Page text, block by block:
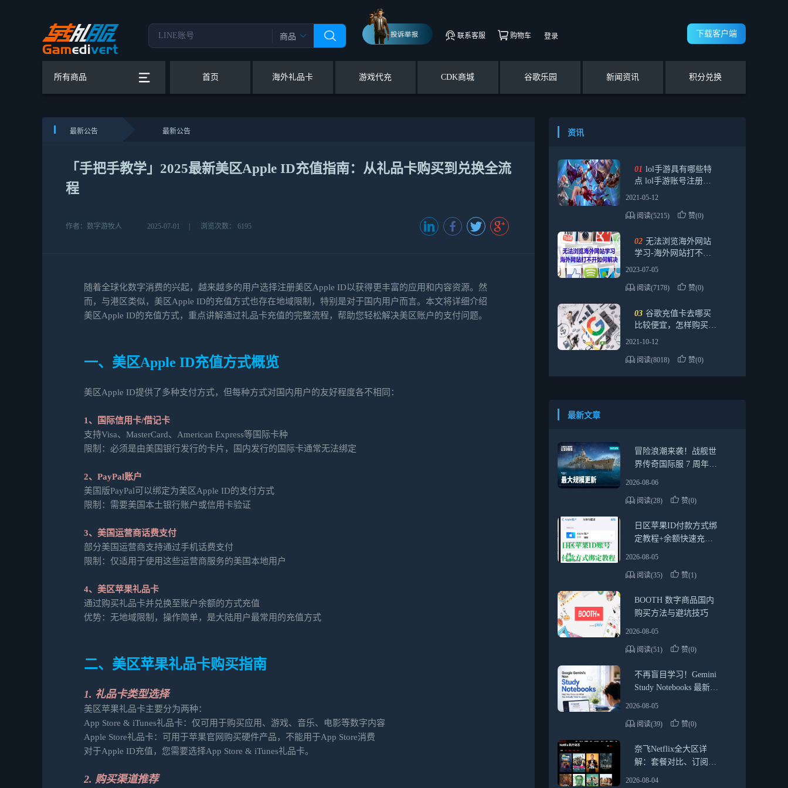
商品 联系客服 购物车 登录 下载客户端
所有商品 首页 海外礼品卡 游戏代充 CDK商城 谷歌乐园 新闻资讯 积分兑换
最新公告 最新公告
「手把手教学」2025最新美区Apple ID充值指南：从礼品卡购买到兑换全流
程
作者：数字游牧人 2025-07-01 浏览次数： 6195
随着全球化数字消费的兴起，越来越多的用户选择注册美区Apple ID以获得更丰富的应用和内容资源。然
而，与港区类似，美区Apple ID的充值方式也存在地域限制，特别是对于国内用户而言。本文将详细介绍
美区Apple ID的充值方式，重点讲解通过礼品卡充值的完整流程，帮助您轻松解决美区账户的支付问题。
一、美区Apple ID充值方式概览
美区Apple ID提供了多种支付方式，但每种方式对国内用户的友好程度各不相同：
1、国际信用卡/借记卡
支持Visa、MasterCard、American Express等国际卡种
限制：必须是由美国银行发行的卡片，国内发行的国际卡通常无法绑定
2、PayPal账户
美国版PayPal可以绑定为美区Apple ID的支付方式
限制：需要美国本土银行账户或信用卡验证
3、美国运营商话费支付
部分美国运营商支持通过手机话费支付
限制：仅适用于使用这些运营商服务的美国本地用户
4、美区苹果礼品卡
通过购买礼品卡并兑换至账户余额的方式充值
优势：无地域限制，操作简单，是大陆用户最常用的充值方式
二、美区苹果礼品卡购买指南
1. 礼品卡类型选择
美区苹果礼品卡主要分为两种：
App Store & iTunes礼品卡：仅可用于购买应用、游戏、音乐、电影等数字内容
Apple Store礼品卡：可用于苹果官网购买硬件产品，不能用于App Store消费
对于Apple ID充值，您需要选择App Store & iTunes礼品卡。
2. 购买渠道推荐
资讯
01 lol手游具有哪些特
点 lol手游账号注册最
后一步卡住怎么办
2021-05-12
阅读(5215) 赞(0)
02 无法浏览海外网站
学习-海外网站打不开
如何解决
2023-07-05
阅读(7178) 赞(0)
03 谷歌充值卡去哪买
比较便宜，怎样购买更
加划算
2021-10-12
阅读(8018) 赞(0)
最新文章
冒险浪潮来袭！战舰世
界传奇国际服 7 周年最
2026-08-06
阅读(28) 赞(0)
日区苹果ID付款方式绑
定教程+余额快速充值
2026-08-05
阅读(35) 赞(1)
BOOTH 数字商品国内
购买方法与避坑技巧
2026-08-05
阅读(51) 赞(0)
不再盲目学习！Gemini
Study Notebooks 最新使
2026-08-05
阅读(39) 赞(0)
奈飞Netflix全大区详
解：套餐对比、订阅方
2026-08-04